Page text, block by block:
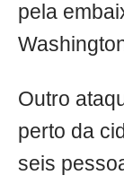
pela
Outro
perto da
seis